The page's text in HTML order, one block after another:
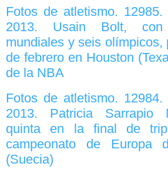
Fotos de atletismo.
2013. Usain Bolt,
mundiales y seis olímpicos,
de febrero en Houston
de la NBA
Fotos de atletismo.
2013. Patricia Sarrapio
quinta en la final de
campeonato de Europa
(Suecia)